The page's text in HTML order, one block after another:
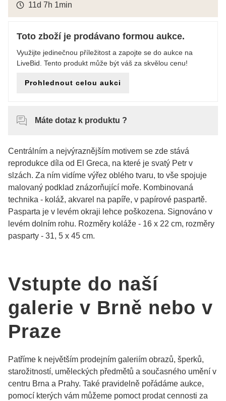
11d 7h 1min
Toto zboží je prodávano formou aukce.
Využijte jedinečnou příležitost a zapojte se do aukce na
LiveBid. Tento produkt může být váš za skvělou cenu!
Prohlednout celou aukci
Máte dotaz k produktu ?
Centrálním a nejvýraznějším motivem se zde stává
reprodukce díla od El Greca, na které je svatý Petr v
slzách. Za ním vidíme výřez oblého tvaru, to vše spojuje
malovaný podklad znázorňující moře. Kombinovaná
technika - koláž, akvarel na papíře, v papírové paspartě.
Pasparta je v levém okraji lehce poškozena. Signováno v
levém dolním rohu. Rozměry koláže - 16 x 22 cm, rozměry
pasparty - 31, 5 x 45 cm.
Vstupte do naší
galerie v Brně nebo v
Praze
Patříme k největším prodejním galeriím obrazů, šperků,
starožitností, uměleckých předmětů a současného umění v
centru Brna a Prahy. Také pravidelně pořádáme aukce,
pomocí kterých vám můžeme pomoct prodat cennosti za